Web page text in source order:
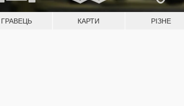
ГРАВЕЦЬ КАРТИ РІЗНЕ